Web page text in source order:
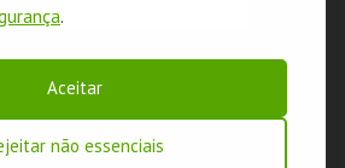
.
Aceitar
não essenciais
CINEMATECA
MAIS INFO